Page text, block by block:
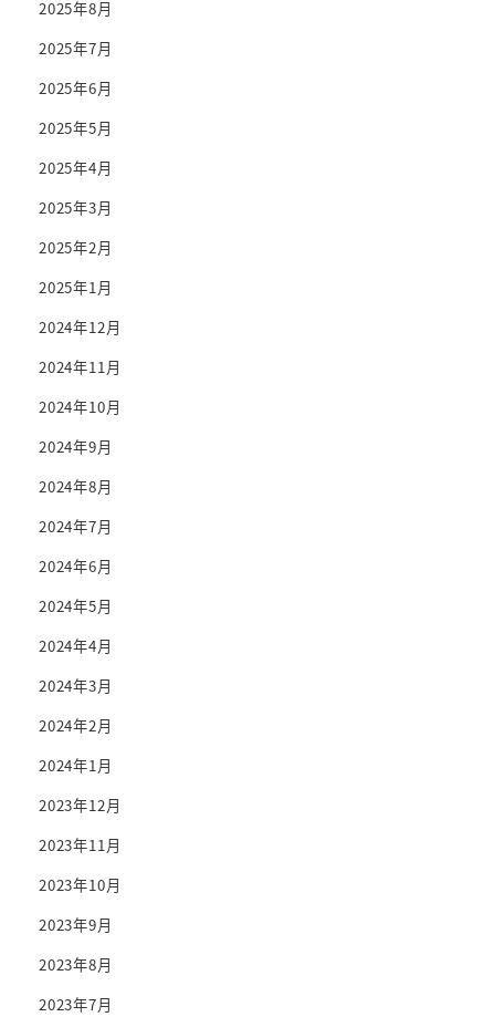
2025年8月
2025年7月
2025年6月
2025年5月
2025年4月
2025年3月
2025年2月
2025年1月
2024年12月
2024年11月
2024年10月
2024年9月
2024年8月
2024年7月
2024年6月
2024年5月
2024年4月
2024年3月
2024年2月
2024年1月
2023年12月
2023年11月
2023年10月
2023年9月
2023年8月
2023年7月